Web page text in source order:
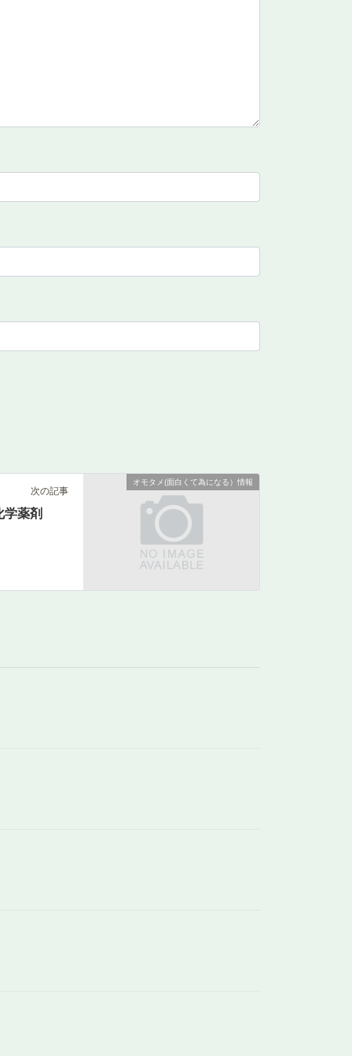
オモタメ(面白くて為になる）情報
次の記事
学薬剤